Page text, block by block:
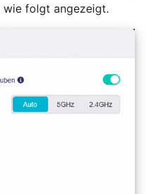
wie folgt angezeigt.